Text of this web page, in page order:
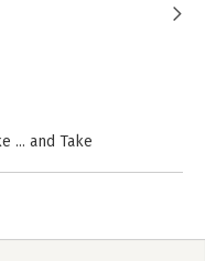
... and Take